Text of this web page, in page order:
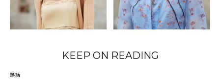
KEEP ON READING
熱話